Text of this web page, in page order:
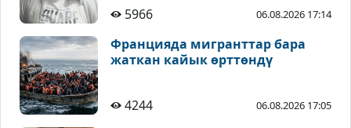
5966
06.08.2026 17:14
Францияда мигранттар бара
жаткан кайык өрттөндү
4244 06.08.2026 17:05